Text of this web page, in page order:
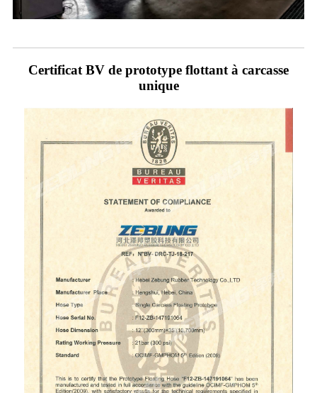
Certificat BV de prototype flottant à carcasse
unique